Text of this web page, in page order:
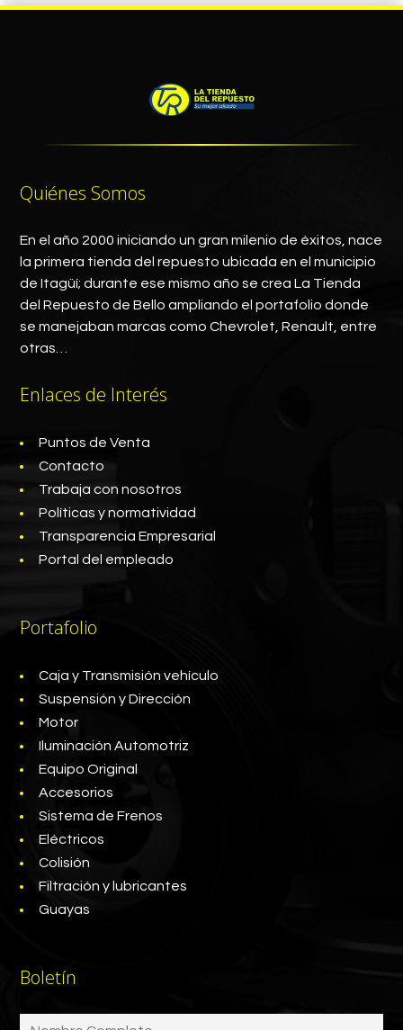
Quiénes Somos
En el año 2000 iniciando un gran milenio de éxitos, nace
la primera tienda del repuesto ubicada en el municipio
de Itagüí; durante ese mismo año se crea La Tienda
del Repuesto de Bello ampliando el portafolio donde
se manejaban marcas como Chevrolet, Renault, entre
otras…
Enlaces de Interés
Puntos de Venta
Contacto
Trabaja con nosotros
Políticas y normatividad
Transparencia Empresarial
Portal del empleado
Portafolio
Caja y Transmisión vehículo
Suspensión y Dirección
Motor
Iluminación Automotriz
Equipo Original
Accesorios
Sistema de Frenos
Eléctricos
Colisión
Filtración y lubricantes
Guayas
Boletín